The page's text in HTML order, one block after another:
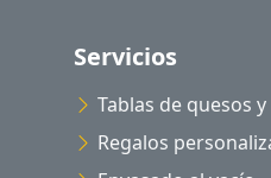
Servicios
Tablas de quesos
Regalos